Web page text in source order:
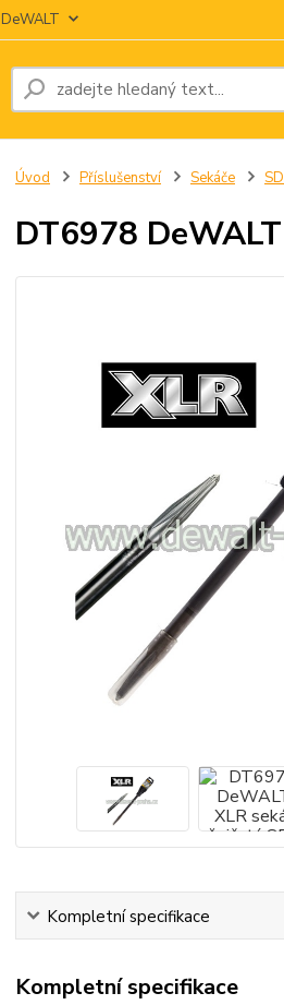
DeWALT
Úvod Příslušenství Sekáče
DT6978
Kompletní specifikace
Kompletní specifikace